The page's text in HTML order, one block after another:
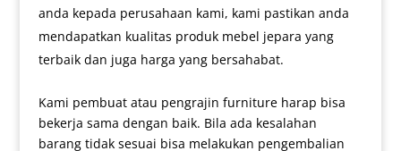
anda kepada perusahaan kami, kami pastikan anda
mendapatkan kualitas produk mebel jepara yang
terbaik dan juga harga yang bersahabat.
Kami pembuat atau pengrajin furniture harap bisa
bekerja sama dengan baik. Bila ada kesalahan
barang tidak sesuai bisa melakukan pengembalian